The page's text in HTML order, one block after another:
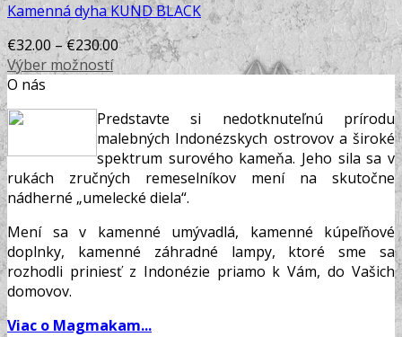
options
may
be
chosen
on
the
product
page
Kamenná dyha KUND BLACK
€32.00–€230.00
Výber možností
This
product
has
multiple
variants.
The
options
may
be
chosen
on
the
product
O nás
Predstavte si nedotknuteľnú prírodu
malebných Indonézskych ostrovov a široké
spektrum surového kameňa. Jeho sila sa v
rukách zručných remeselníkov mení na skutočne
nádherné „umelecké diela“.
Mení sa v kamenné umývadlá, kamenné kúpeľňové
doplnky, kamenné záhradné lampy, ktoré sme sa
rozhodli priniesť z Indonézie priamo k Vám, do Vašich
domovov.
Viac o Magmakam...